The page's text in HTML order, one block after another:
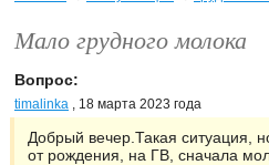
Мало грудного молока
Вопрос:
timalinka , 18 марта 2023 года
Добрый вечер.Такая ситуация,
от рождения, на ГВ, сначала